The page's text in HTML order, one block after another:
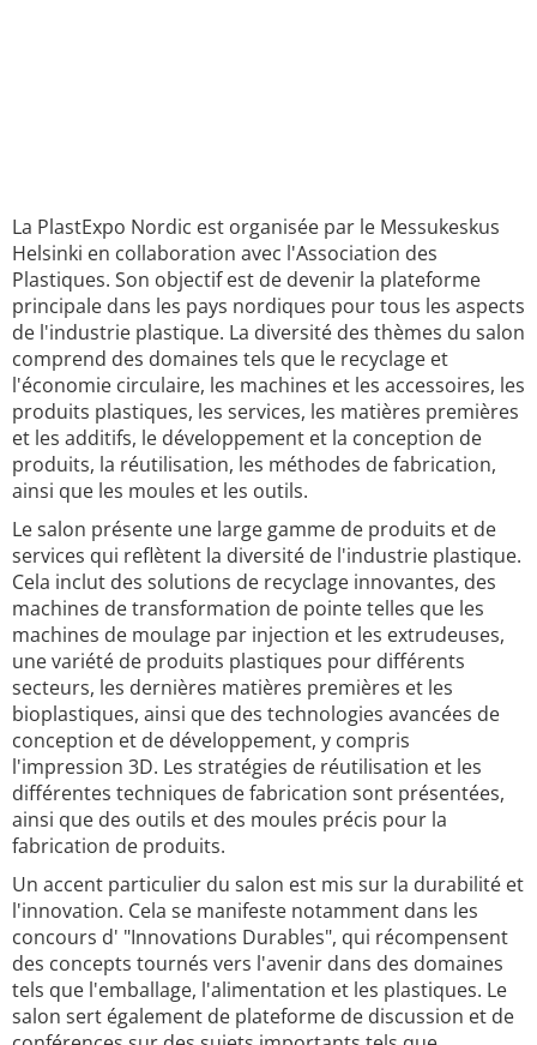
La PlastExpo Nordic est organisée par le Messukeskus
Helsinki en collaboration avec l'Association des
Plastiques. Son objectif est de devenir la plateforme
principale dans les pays nordiques pour tous les aspects
de l'industrie plastique. La diversité des thèmes du salon
comprend des domaines tels que le recyclage et
l'économie circulaire, les machines et les accessoires, les
produits plastiques, les services, les matières premières
et les additifs, le développement et la conception de
produits, la réutilisation, les méthodes de fabrication,
ainsi que les moules et les outils.
Le salon présente une large gamme de produits et de
services qui reflètent la diversité de l'industrie plastique.
Cela inclut des solutions de recyclage innovantes, des
machines de transformation de pointe telles que les
machines de moulage par injection et les extrudeuses,
une variété de produits plastiques pour différents
secteurs, les dernières matières premières et les
bioplastiques, ainsi que des technologies avancées de
conception et de développement, y compris
l'impression 3D. Les stratégies de réutilisation et les
différentes techniques de fabrication sont présentées,
ainsi que des outils et des moules précis pour la
fabrication de produits.
Un accent particulier du salon est mis sur la durabilité et
l'innovation. Cela se manifeste notamment dans les
concours d' "Innovations Durables", qui récompensent
des concepts tournés vers l'avenir dans des domaines
tels que l'emballage, l'alimentation et les plastiques. Le
salon sert également de plateforme de discussion et de